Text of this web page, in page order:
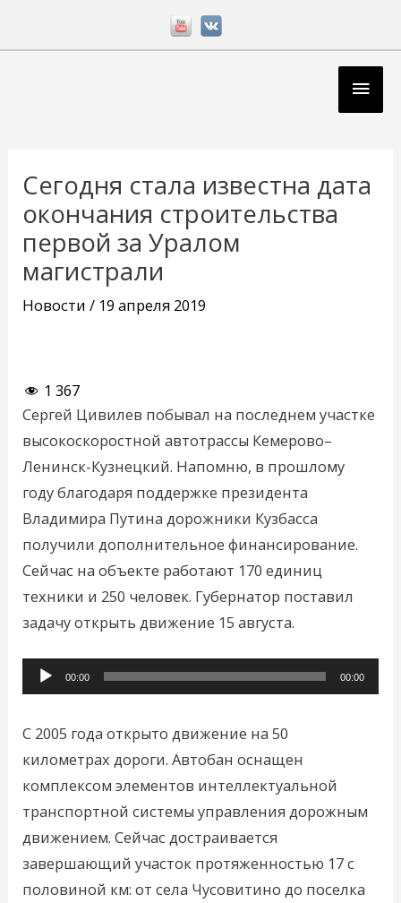
Сегодня стала известна дата
окончания строительства
первой за Уралом
магистрали
Новости / 19 апреля 2019
1 367
Сергей Цивилев побывал на последнем участке
высокоскоростной автотрассы Кемерово–
Ленинск-Кузнецкий. Напомню, в прошлому
году благодаря поддержке президента
Владимира Путина дорожники Кузбасса
получили дополнительное финансирование.
Сейчас на объекте работают 170 единиц
техники и 250 человек. Губернатор поставил
задачу открыть движение 15 августа.
Аудиоплеер
00:00 00:00
С 2005 года открыто движение на 50
километрах дороги. Автобан оснащен
комплексом элементов интеллектуальной
транспортной системы управления дорожным
движением. Сейчас достраивается
завершающий участок протяженностью 17 с
половиной км: от села Чусовитино до поселка
записям